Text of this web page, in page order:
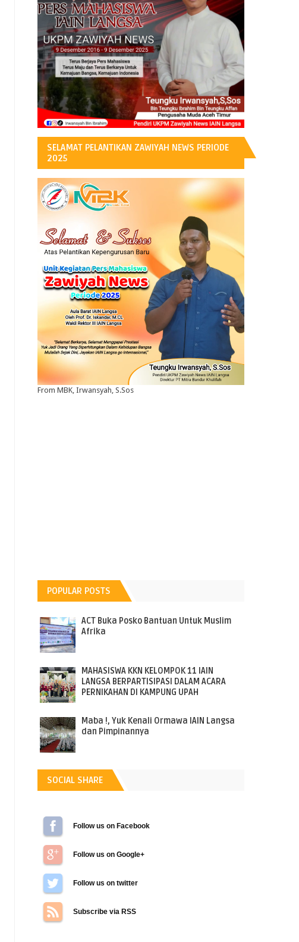
H
SELAMAT PELANTIKAN ZAWIYAH NEWS PERIODE
2025
From MBK, Irwansyah, S.Sos
POPULAR POSTS
ACT Buka Posko Bantuan Untuk Muslim
Afrika
MAHASISWA KKN KELOMPOK 11 IAIN
LANGSA BERPARTISIPASI DALAM ACARA
PERNIKAHAN DI KAMPUNG UPAH
Maba !, Yuk Kenali Ormawa IAIN Langsa
dan Pimpinannya
SOCIAL SHARE
Follow us on Facebook
Follow us on Google+
Follow us on Twitter
Subscribe via RSS